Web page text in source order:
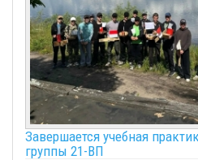
Завершается учебная
группы 21-ВП